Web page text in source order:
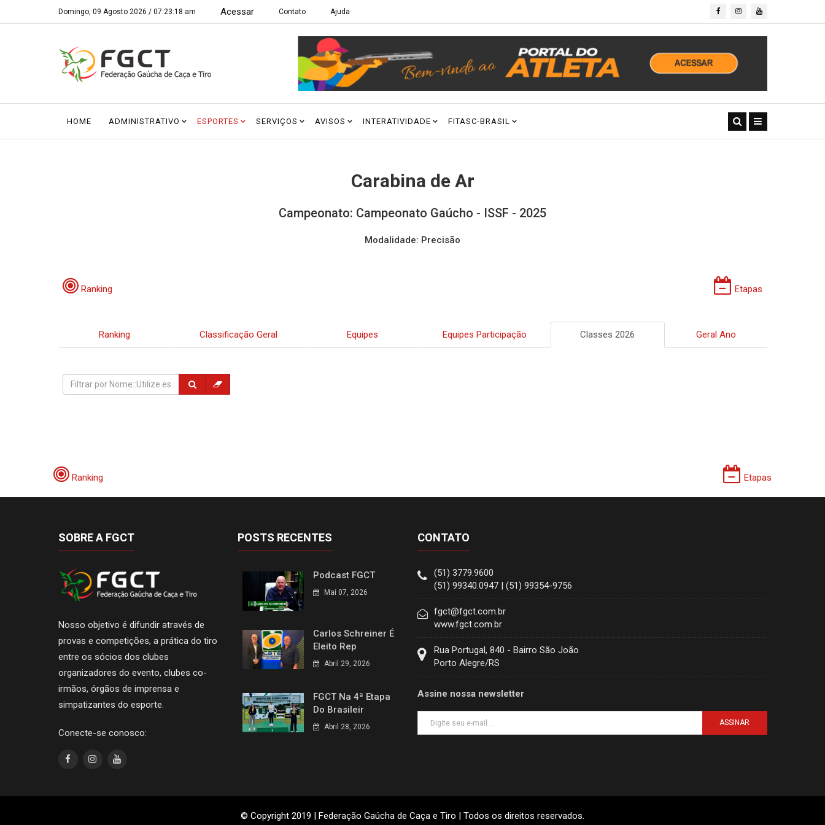
Domingo, 09 Agosto 2026 / 07:23:18 am Acessar Contato Ajuda
HOME ADMINISTRATIVO ESPORTES SERVIÇOS AVISOS INTERATIVIDADE FITASC-BRASIL
Carabina de Ar
Campeonato: Campeonato Gaúcho - ISSF - 2025
Modalidade: Precisão
Ranking Etapas
Ranking Classificação Geral Equipes Equipes Participação Classes 2026 Geral Ano
Ranking Etapas
SOBRE A FGCT
Nosso objetivo é difundir através de
provas e competições, a prática do tiro
entre os sócios dos clubes
organizadores do evento, clubes co-
irmãos, órgãos de imprensa e
simpatizantes do esporte.
Conecte-se conosco:
POSTS RECENTES
Podcast FGCT
Mai 07, 2026
Carlos Schreiner É
Eleito Rep
Abril 29, 2026
FGCT Na 4ª Etapa
Do Brasileir
Abril 28, 2026
CONTATO
(51) 3779.9600
(51) 99340.0947 | (51) 99354-9756
fgct@fgct.com.br
www.fgct.com.br
Rua Portugal, 840 - Bairro São João
Porto Alegre/RS
Assine nossa newsletter
ASSINAR
© Copyright 2019 | Federação Gaúcha de Caça e Tiro | Todos os direitos reservados.